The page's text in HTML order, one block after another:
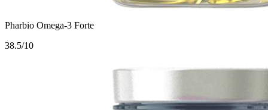
Pharbio Omega-3 Forte
38.5/10